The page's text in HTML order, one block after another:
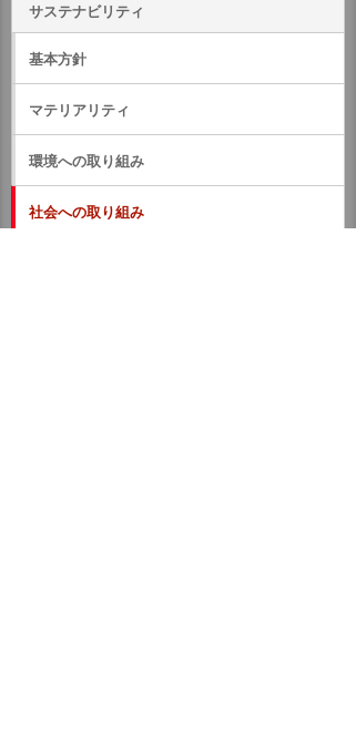
サステナビリティ
基本方針
マテリアリティ
環境への取り組み
社会への取り組み